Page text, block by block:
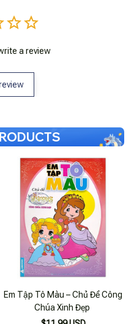
a review
Em Tập Tô Màu – Chủ Đề Công
Chúa Xinh Đẹp